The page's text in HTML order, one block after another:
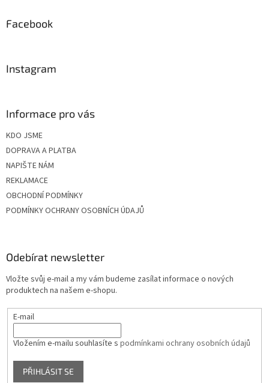
Facebook
Instagram
Informace pro vás
KDO JSME
DOPRAVA A PLATBA
NAPIŠTE NÁM
REKLAMACE
OBCHODNÍ PODMÍNKY
PODMÍNKY OCHRANY OSOBNÍCH ÚDAJŮ
Odebírat newsletter
Vložte svůj e-mail a my vám budeme zasílat informace o nových
produktech na našem e-shopu.
E-mail
Vložením e-mailu souhlasíte s podmínkami ochrany osobních údajů
PŘIHLÁSIT SE